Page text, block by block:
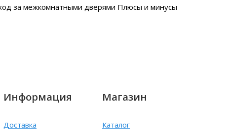
за межкомнатными дверями Плюсы и минусы
Информация
Доставка
Магазин
Каталог